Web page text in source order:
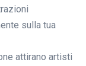
sulla tua
attirano artisti